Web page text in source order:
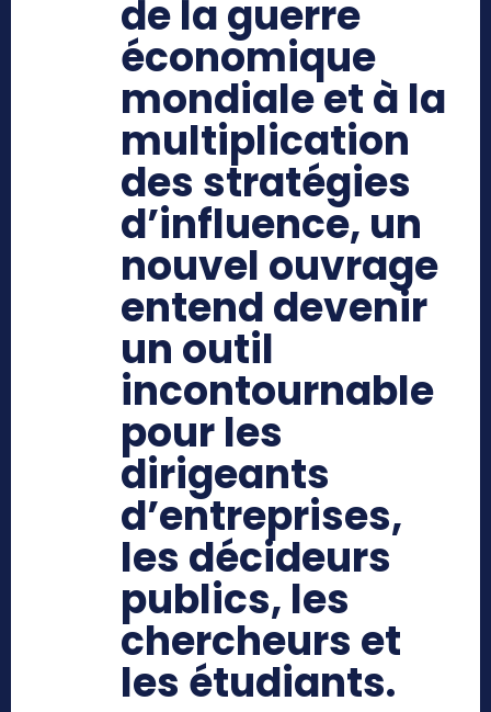
de la guerre
économique
mondiale et à la
multiplication
des stratégies
d’influence, un
nouvel ouvrage
entend devenir
un outil
incontournable
pour les
dirigeants
d’entreprises,
les décideurs
publics, les
chercheurs et
les étudiants.